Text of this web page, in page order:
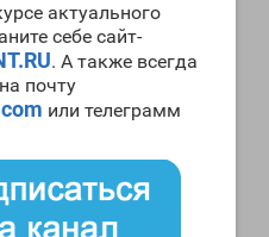
актуального
себе сайт-
. А также всегда
почту
или телеграмм
Для большинства
Olympневысока.
Decanoate PH 100
– 150 процентов в
30 процентов в сравнении с